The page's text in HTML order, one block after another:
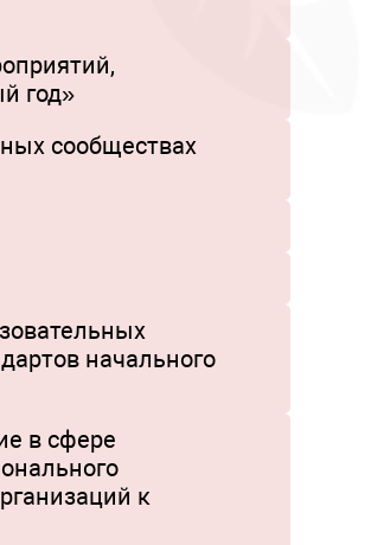
год»
сообществах
начального
в сфере
к